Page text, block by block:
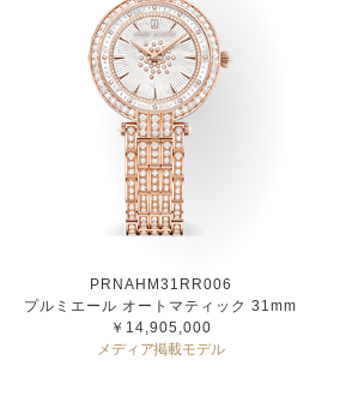
PRNAHM31RR006
プルミエール オートマティック 31mm
￥14,905,000
メディア掲載モデル